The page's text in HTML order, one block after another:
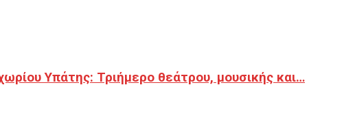
Υπάτης: Τριήμερο θεάτρου, μουσικής και…